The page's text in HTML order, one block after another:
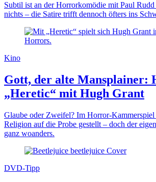
Subtil ist an der Horrorkomödie mit Paul Rudd
nichts – die Satire trifft dennoch öfters ins
Kino
Gott, der alte
„Heretic“ mit Hugh Grant
Glaube oder Zweifel? Im Horror-
Religion auf die Probe gestellt – doch der
ganz woanders.
DVD-Tipp